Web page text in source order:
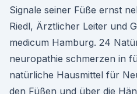
Signale seiner Füße ernst
Riedl, Ärztlicher Leiter und
medicum Hamburg. 24
neuropathie schmerzen in
natürliche Hausmittel für
den Füßen und über die